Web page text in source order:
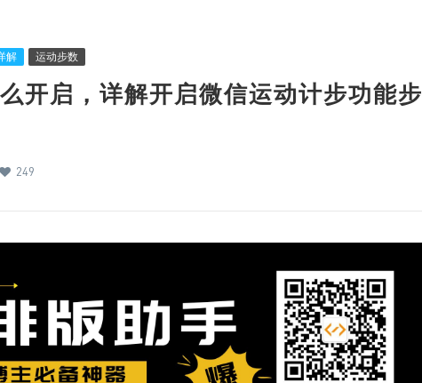
解 运动步数
开启，详解开启微信运动计步功能步
249